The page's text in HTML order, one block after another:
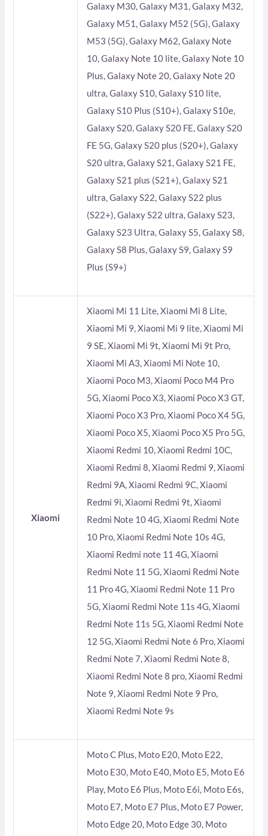
Galaxy M30, Galaxy M31, Galaxy M32,
Galaxy M51, Galaxy M52 (5G), Galaxy
M53 (5G), Galaxy M62, Galaxy Note
10, Galaxy Note 10 lite, Galaxy Note 10
Plus, Galaxy Note 20, Galaxy Note 20
ultra, Galaxy S10, Galaxy S10 lite,
Galaxy S10 Plus (S10+), Galaxy S10e,
Galaxy S20, Galaxy S20 FE, Galaxy S20
FE 5G, Galaxy S20 plus (S20+), Galaxy
S20 ultra, Galaxy S21, Galaxy S21 FE,
Galaxy S21 plus (S21+), Galaxy S21
ultra, Galaxy S22, Galaxy S22 plus
(S22+), Galaxy S22 ultra, Galaxy S23,
Galaxy S23 Ultra, Galaxy S5, Galaxy S8,
Galaxy S8 Plus, Galaxy S9, Galaxy S9
Plus (S9+)
Xiaomi
Xiaomi Mi 11 Lite, Xiaomi Mi 8 Lite,
Xiaomi Mi 9, Xiaomi Mi 9 lite, Xiaomi Mi
9 SE, Xiaomi Mi 9t, Xiaomi Mi 9t Pro,
Xiaomi Mi A3, Xiaomi Mi Note 10,
Xiaomi Poco M3, Xiaomi Poco M4 Pro
5G, Xiaomi Poco X3, Xiaomi Poco X3 GT,
Xiaomi Poco X3 Pro, Xiaomi Poco X4 5G,
Xiaomi Poco X5, Xiaomi Poco X5 Pro 5G,
Xiaomi Redmi 10, Xiaomi Redmi 10C,
Xiaomi Redmi 8, Xiaomi Redmi 9, Xiaomi
Redmi 9A, Xiaomi Redmi 9C, Xiaomi
Redmi 9i, Xiaomi Redmi 9t, Xiaomi
Redmi Note 10 4G, Xiaomi Redmi Note
10 Pro, Xiaomi Redmi Note 10s 4G,
Xiaomi Redmi note 11 4G, Xiaomi
Redmi Note 11 5G, Xiaomi Redmi Note
11 Pro 4G, Xiaomi Redmi Note 11 Pro
5G, Xiaomi Redmi Note 11s 4G, Xiaomi
Redmi Note 11s 5G, Xiaomi Redmi Note
12 5G, Xiaomi Redmi Note 6 Pro, Xiaomi
Redmi Note 7, Xiaomi Redmi Note 8,
Xiaomi Redmi Note 8 pro, Xiaomi Redmi
Note 9, Xiaomi Redmi Note 9 Pro,
Xiaomi Redmi Note 9s
Moto C Plus, Moto E20, Moto E22,
Moto E30, Moto E40, Moto E5, Moto E6
Play, Moto E6 Plus, Moto E6i, Moto E6s,
Moto E7, Moto E7 Plus, Moto E7 Power,
Moto Edge 20, Moto Edge 30, Moto